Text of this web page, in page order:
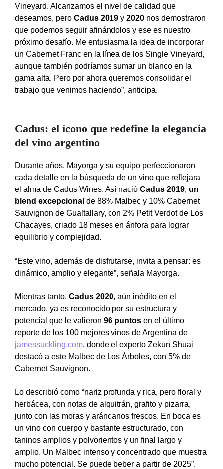
Vineyard. Alcanzamos el nivel de calidad que
deseamos, pero Cadus 2019 y 2020 nos demostraron
que podemos seguir afinándolos y ese es nuestro
próximo desafío. Me entusiasma la idea de incorporar
un Cabernet Franc en la línea de los Single Vineyard,
aunque también podríamos sumar un blanco en la
gama alta. Pero por ahora queremos consolidar el
trabajo que venimos haciendo”, anticipa.
Cadus: el ícono que redefine la elegancia
del vino argentino
Durante años, Mayorga y su equipo perfeccionaron
cada detalle en la búsqueda de un vino que reflejara
el alma de Cadus Wines. Así nació Cadus 2019, un
blend excepcional de 88% Malbec y 10% Cabernet
Sauvignon de Gualtallary, con 2% Petit Verdot de Los
Chacayes, criado 18 meses en ánfora para lograr
equilibrio y complejidad.
“Este vino, además de disfrutarse, invita a pensar: es
dinámico, amplio y elegante”, señala Mayorga.
Mientras tanto, Cadus 2020, aún inédito en el
mercado, ya es reconocido por su estructura y
potencial que le valieron 96 puntos en el último
reporte de los 100 mejores vinos de Argentina de
jamessuckling.com, donde el experto Zekun Shuai
destacó a este Malbec de Los Árboles, con 5% de
Cabernet Sauvignon.
Lo describió como “nariz profunda y rica, pero floral y
herbácea, con notas de alquitrán, grafito y pizarra,
junto con las moras y arándanos frescos. En boca es
un vino con cuerpo y bastante estructurado, con
taninos amplios y polvorientos y un final largo y
amplio. Un Malbec intenso y concentrado que muestra
mucho potencial. Se puede beber a partir de 2025”.